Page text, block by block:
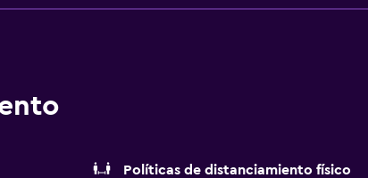
Políticas de distanciamiento físico